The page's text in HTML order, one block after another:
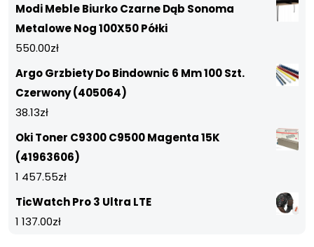
Modi Meble Biurko Czarne Dąb Sonoma
Metalowe Nog 100X50 Półki
550.00zł
Argo Grzbiety Do Bindownic 6 Mm 100 Szt.
Czerwony (405064)
38.13zł
Oki Toner C9300 C9500 Magenta 15K
(41963606)
1 457.55zł
TicWatch Pro 3 Ultra LTE
1 137.00zł